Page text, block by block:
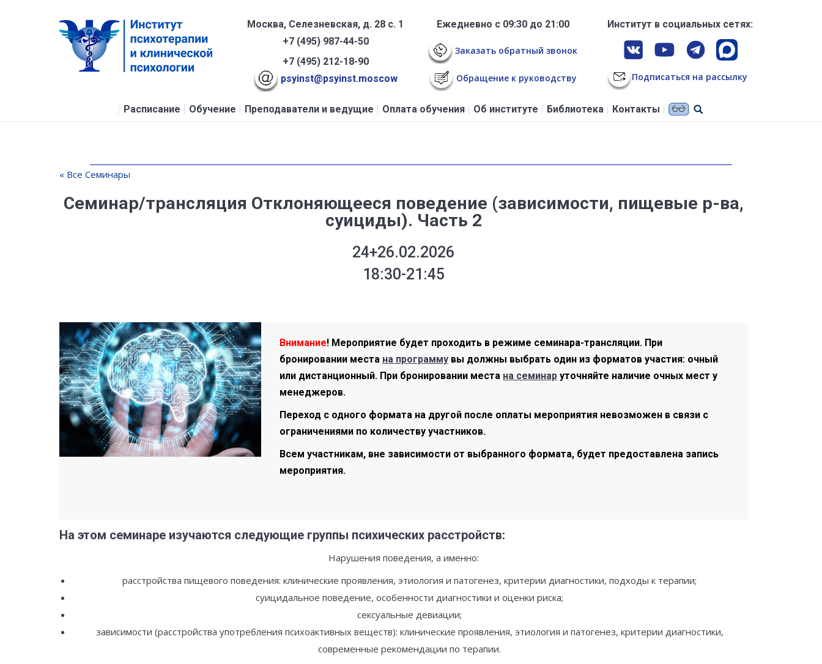
Москва, Селезневская, д. 28 с. 1
+7 (495) 987-44-50
+7 (495) 212-18-90
psyinst@psyinst.moscow
Ежедневно с 09:30 до 21:00
Заказать обратный звонок
Обращение к руководству
Институт в социальных сетях:
Подписаться на рассылку
Расписание Обучение Преподаватели и ведущие Оплата обучения Об институте Библиотека Контакты
« Все Семинары
Семинар/трансляция Отклоняющееся поведение (зависимости, пищевые р-ва,
суициды). Часть 2
24+26.02.2026
18:30-21:45
Внимание! Мероприятие будет проходить в режиме семинара-трансляции. При
бронировании места на программу вы должны выбрать один из форматов участия: очный
или дистанционный. При бронировании места на семинар уточняйте наличие очных мест у
менеджеров.
Переход с одного формата на другой после оплаты мероприятия невозможен в связи с
ограничениями по количеству участников.
Всем участникам, вне зависимости от выбранного формата, будет предоставлена запись
мероприятия.
На этом семинаре изучаются следующие группы психических расстройств:
Нарушения поведения, а именно:
расстройства пищевого поведения: клинические проявления, этиология и патогенез, критерии диагностики, подходы к терапии;
суицидальное поведение, особенности диагностики и оценки риска;
сексуальные девиации;
зависимости (расстройства употребления психоактивных веществ): клинические проявления, этиология и патогенез, критерии диагностики,
современные рекомендации по терапии.